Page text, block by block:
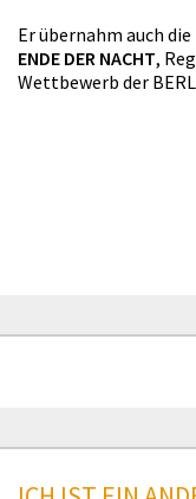
Er übernahm auch
ENDE DER NACHT,
Wettbewerb der